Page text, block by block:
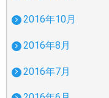
2016年10月
2016年8月
2016年7月